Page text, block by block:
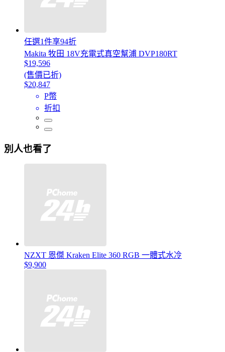
任選1件享94折
Makita 牧田 18V充電式真空幫浦 DVP180RT
$19,596
(售價已折)
$20,847
P幣
折扣
別人也看了
NZXT 恩傑 Kraken Elite 360 RGB 一體式水冷
$9,900